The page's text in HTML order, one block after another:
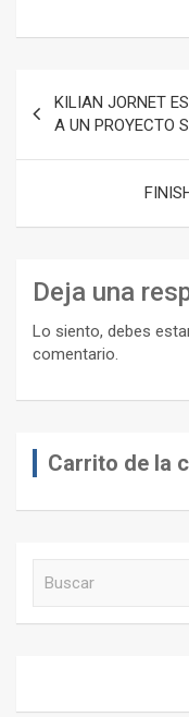
de
entradas
KILIAN JORNET
A UN PROYECTO
Deja una
Lo siento, debes
comentario.
Carrito de la